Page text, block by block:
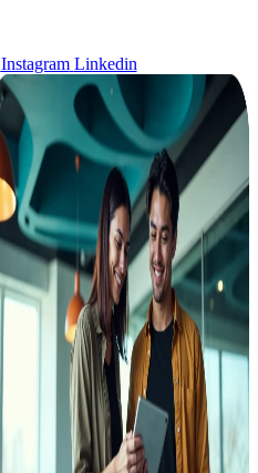
Instagram Linkedin